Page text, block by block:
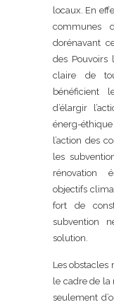
locaux. En
communes
dorénavant
des Pouvoirs
claire de
bénéficient
d’élargir
énerg-
l’action des
les
rénovation
objectifs
fort de
subvention
solution.
Les obstacles
le cadre de la
seulement